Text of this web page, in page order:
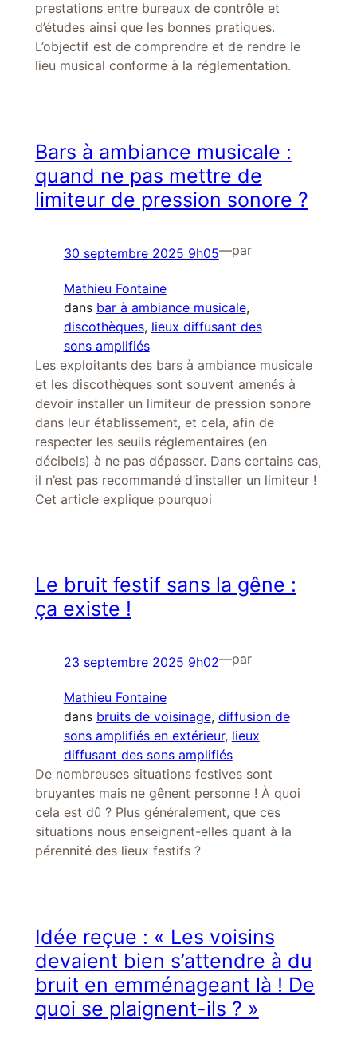
prestations entre bureaux de contrôle et
d’études ainsi que les bonnes pratiques.
L’objectif est de comprendre et de rendre le
lieu musical conforme à la réglementation.
Bars à ambiance musicale :
quand ne pas mettre de
limiteur de pression sonore ?
30 septembre 2025 9h05—par
Mathieu Fontaine
dans bar à ambiance musicale
discothèques, lieux diffusant des
sons amplifiés
Les exploitants des bars à ambiance musicale
et les discothèques sont souvent amenés à
devoir installer un limiteur de pression sonore
dans leur établissement, et cela, afin de
respecter les seuils réglementaires (en
décibels) à ne pas dépasser. Dans certains cas,
il n’est pas recommandé d’installer un limiteur !
Cet article explique pourquoi
Le bruit festif sans la gêne :
ça existe !
23 septembre 2025 9h02—par
Mathieu Fontaine
dans bruits de voisinage, diffusion de
sons amplifiés en extérieur, lieux
diffusant des sons amplifiés
De nombreuses situations festives sont
bruyantes mais ne gênent personne ! À quoi
cela est dû ? Plus généralement, que ces
situations nous enseignent-elles quant à la
pérennité des lieux festifs ?
Idée reçue : « Les voisins
devaient bien s’attendre à du
bruit en emménageant là ! De
quoi se plaignent-ils ? »